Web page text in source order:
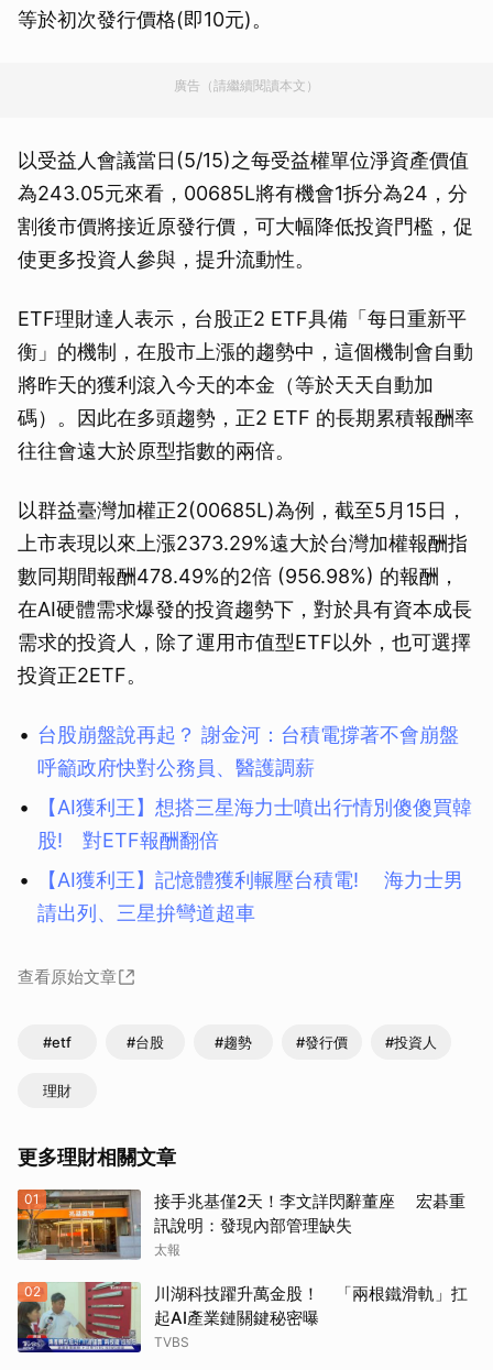
等於初次發行價格(即10元)。
廣告（請繼續閱讀本文）
以受益人會議當日(5/15)之每受益權單位淨資產價值
為243.05元來看，00685L將有機會1拆分為24，分
割後市價將接近原發行價，可大幅降低投資門檻，促
使更多投資人參與，提升流動性。
ETF理財達人表示，台股正2 ETF具備「每日重新平
衡」的機制，在股市上漲的趨勢中，這個機制會自動
將昨天的獲利滾入今天的本金（等於天天自動加
碼）。因此在多頭趨勢，正2 ETF 的長期累積報酬率
往往會遠大於原型指數的兩倍。
以群益臺灣加權正2(00685L)為例，截至5月15日，
上市表現以來上漲2373.29%遠大於台灣加權報酬指
數同期間報酬478.49%的2倍 (956.98%) 的報酬，
在AI硬體需求爆發的投資趨勢下，對於具有資本成長
需求的投資人，除了運用市值型ETF以外，也可選擇
投資正2ETF。
台股崩盤說再起？ 謝金河：台積電撐著不會崩盤
呼籲政府快對公務員、醫護調薪
【AI獲利王】想搭三星海力士噴出行情別傻傻買韓
股! 對ETF報酬翻倍
【AI獲利王】記憶體獲利輾壓台積電! 海力士男
請出列、三星拚彎道超車
查看原始文章
#etf #台股 #趨勢 #發行價 #投資人
理財
更多理財相關文章
01
接手兆基僅2天！李文詳閃辭董座 宏碁重
訊說明：發現內部管理缺失
太報
02
川湖科技躍升萬金股！ 「兩根鐵滑軌」扛
起AI產業鏈關鍵秘密曝
TVBS